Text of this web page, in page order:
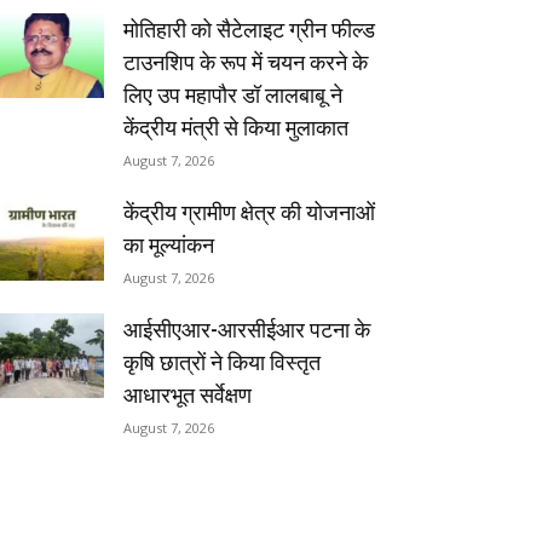
मोतिहारी को सैटेलाइट ग्रीन फील्ड
टाउनशिप के रूप में चयन करने के
लिए उप महापौर डॉ लालबाबू ने
केंद्रीय मंत्री से किया मुलाकात
August 7, 2026
केंद्रीय ग्रामीण क्षेत्र की योजनाओं
का मूल्यांकन
August 7, 2026
आईसीएआर-आरसीईआर पटना के
कृषि छात्रों ने किया विस्तृत
आधारभूत सर्वेक्षण
August 7, 2026